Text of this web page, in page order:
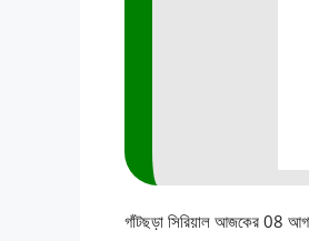
গাঁটছড়া সিরিয়াল আজকের 08